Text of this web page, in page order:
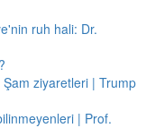
ruh hali: Dr.
ziyaretleri | Trump
| Prof.